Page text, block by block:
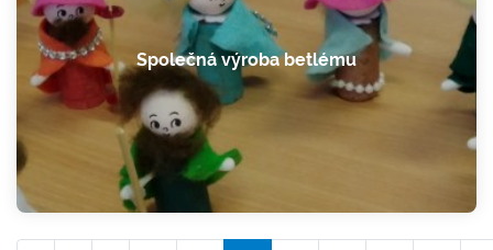
Společná výroba betlému